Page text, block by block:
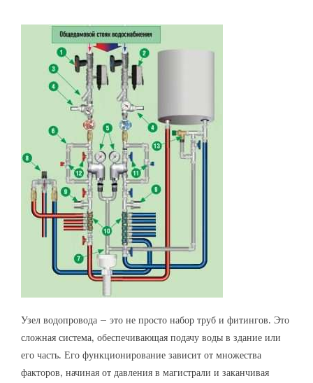
Узел водопровода – это не просто набор труб и фитингов. Это
сложная система‚ обеспечивающая подачу воды в здание или
его часть. Его функционирование зависит от множества
факторов‚ начиная от давления в магистрали и заканчивая